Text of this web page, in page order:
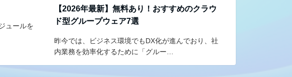
ュールを
【2026年最新】無料あり！おすすめのクラウ
ド型グループウェア7選
昨今では、ビジネス環境でもDX化が進んでおり、社
内業務を効率化するために「グルー…